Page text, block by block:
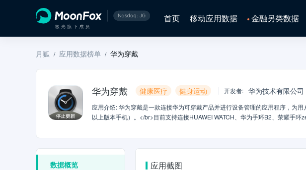
首页 移动应用数据 金融另类数据
月狐 / 应用数据榜单 / 华为穿戴
华为穿戴 健康医疗 健身运动 开发者: 华为技术有限公司
应用介绍:华为穿戴是一款连接华为可穿戴产品并进行设备管理的应用程序，为
以上版本手机）。</br>目前支持连接HUAWEI WATCH、华为手环B2、荣耀手
WATCH 2，为保证流畅的使用体验，建议您下载华为运动健康App并在“我的-设
细数据</br>意见反馈邮箱：huaweiyunwei@huawei.com
数据概览
应用截图